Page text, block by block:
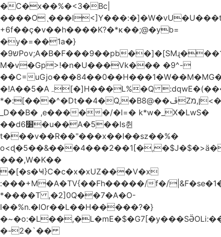
�C�x��%�<3�Bc|
+6f��ç�v��h����K?�*κ��;@�yb=
�y�=��1a�}
�ש9Pov;A�B�F���9��pb��]�[SMɻ���1v-
M�v�Gp>!�n�U���Vk��� �9^-
��C=
�!A��5�Aہ[�]H���L%�Q :dqwE�(���q��X�.bc�1d��\��#X�4��W�� Ldg
*�:[���^�Dt��4�Q,�B8@��ڦZן,מ<�oJ���ލ:�#���YLmh�Y?
_D��B� ,e�����/�l=� k*w�_X�LwS�
��d6׸�u��A�5ׅ��Is췬
t���v��R��"���x��I��sz��%�
���,W�K��
�[�s�Ҹ}C�c�x�xUZ���V�x
:���+M�A�TV{��Fh�����/f�/|&F�
*����T ,�2]0Q��7�A�O-
I��%n.�IOr��L��H�����?�}
�-2�`��